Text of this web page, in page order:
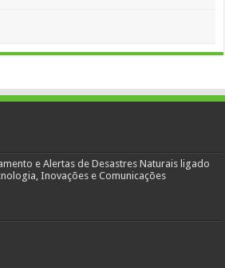
e Alertas de Desastres Naturais ligado
Inovações e Comunicações